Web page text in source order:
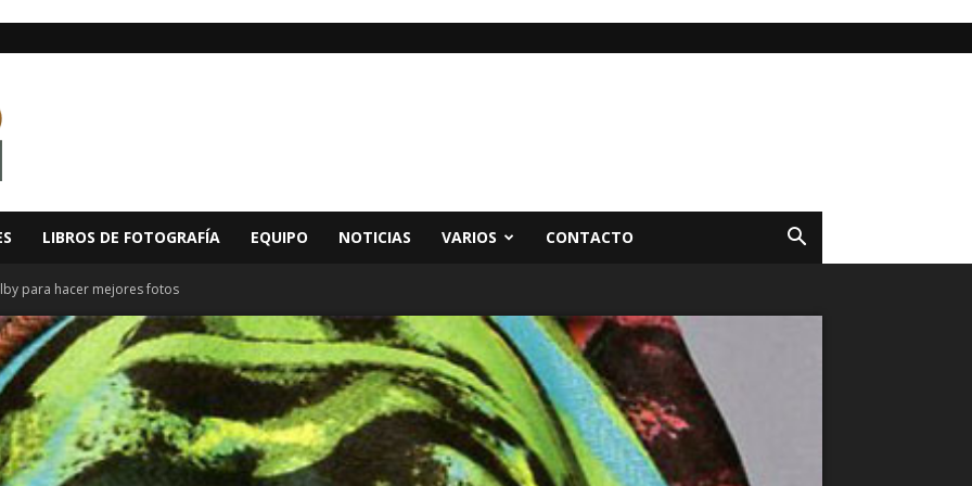
LIBROS DE FOTOGRAFÍA EQUIPO NOTICIAS VARIOS CONTACTO
para hacer mejores fotos